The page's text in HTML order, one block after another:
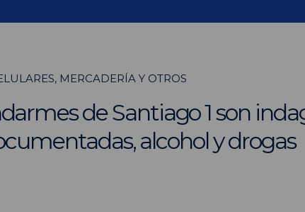
MERCADERÍA Y OTROS
de Santiago 1 son
alcohol y drogas